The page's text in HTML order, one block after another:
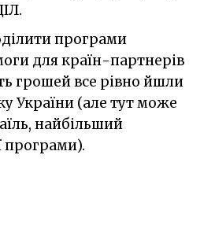
програми
для країн-партнерів
грошей все рівно йшли
України (але тут може
найбільший
програми).